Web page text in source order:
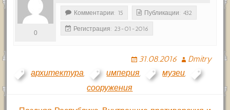
0
Комментарии: 15 Публикации: 432
Регистрация: 23-01-2016
31.08.2016
Dmitry
архитектура, империя, музеи,
сооружения